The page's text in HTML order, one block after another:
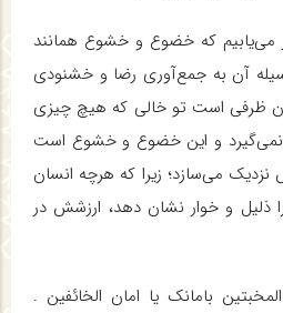
می‌یابیم که خضوع و خشوع همانند
آن به جمع‌آوری رضا و خشنودی
ظرفی است تو خالی که هیچ چیزی
نمی‌گیرد و این خضوع و خشوع است
می‌سازد؛ زیرا که هرچه انسان
را ذلیل و خوار نشان دهد، ارزشش در
بامانک یا امان الخائفین .